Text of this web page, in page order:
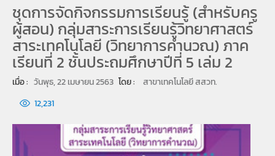
ชุดการจัดกิจกรรมการเรียนรู้ (สำหรับครู
ผู้สอน) กลุ่มสาระการเรียนรู้วิทยาศาสตร์
สาระเทคโนโลยี (วิทยาการคำนวณ) ภาค
เรียนที่ 2 ชั้นประถมศึกษาปีที่ 5 เล่ม 2
เมื่อ : วันพุธ, 22 เมษายน 2563 โดย :
สาขาเทคโนโลยี สสวท.
12,231